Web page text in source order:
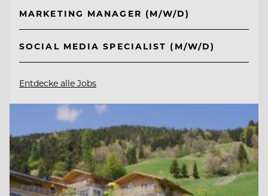
MARKETING MANAGER (M/W/D)
SOCIAL MEDIA SPECIALIST (M/W/D)
Entdecke alle Jobs